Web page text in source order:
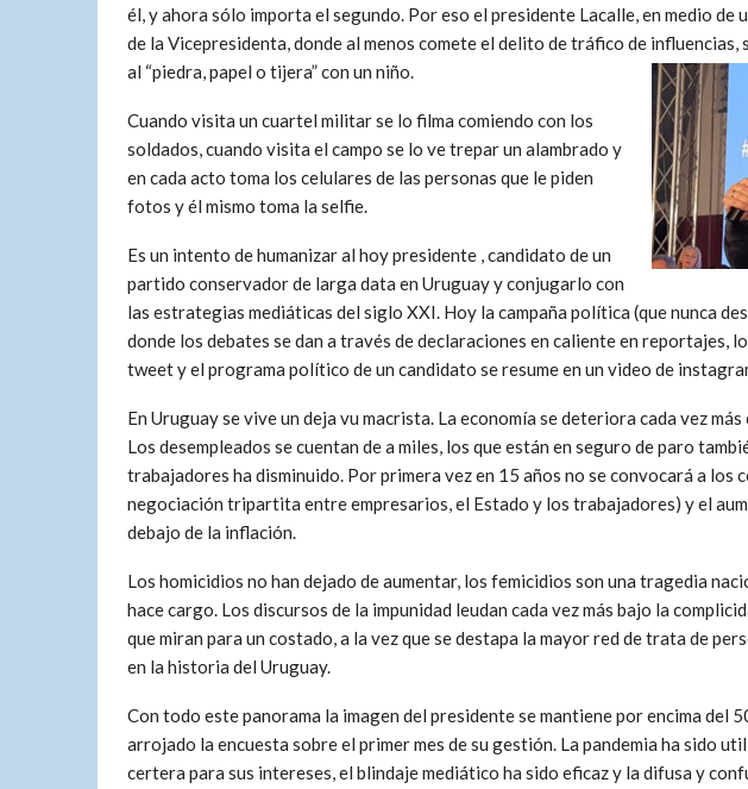
él, y ahora sólo importa el segundo. Por eso el presidente Lacalle, en medio de
de la Vicepresidenta, donde al menos comete el delito de tráfico de influencias,
al “piedra, papel o tijera” con un niño.
Cuando visita un cuartel militar se lo filma comiendo con los
soldados, cuando visita el campo se lo ve trepar un alambrado y
en cada acto toma los celulares de las personas que le piden
fotos y él mismo toma la selfie.
Es un intento de humanizar al hoy presidente , candidato de un
partido conservador de larga data en Uruguay y conjugarlo con
las estrategias mediáticas del siglo XXI. Hoy la campaña política (que nunca
donde los debates se dan a través de declaraciones en caliente en reportajes,
tweet y el programa político de un candidato se resume en un video de
En Uruguay se vive un deja vu macrista. La economía se deteriora cada vez
Los desempleados se cuentan de a miles, los que están en seguro de paro
trabajadores ha disminuido. Por primera vez en 15 años no se convocará a los
negociación tripartita entre empresarios, el Estado y los trabajadores) y el
debajo de la inflación.
Los homicidios no han dejado de aumentar, los femicidios son una tragedia
hace cargo. Los discursos de la impunidad leudan cada vez más bajo la
que miran para un costado, a la vez que se destapa la mayor red de trata de
en la historia del Uruguay.
Con todo este panorama la imagen del presidente se mantiene por encima del
arrojado la encuesta sobre el primer mes de su gestión. La pandemia ha sido
certera para sus intereses, el blindaje mediático ha sido eficaz y la difusa y